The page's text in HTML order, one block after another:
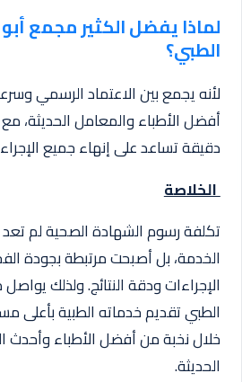
لماذا يفضل الكثير مجمع أبو
الطبي؟
لأنه يجمع بين الاعتماد الرسمي
أفضل الأطباء والمعامل الحديثة،
دقيقة تساعد على إنهاء جميع
الخلاصة
تكلفة رسوم الشهادة الصحية لم
الخدمة، بل أصبحت مرتبطة بجودة
الإجراءات ودقة النتائج. ولذلك
الطبي تقديم خدماته الطبية بأعلى
خلال نخبة من أفضل الأطباء وأحدث
الحديثة.